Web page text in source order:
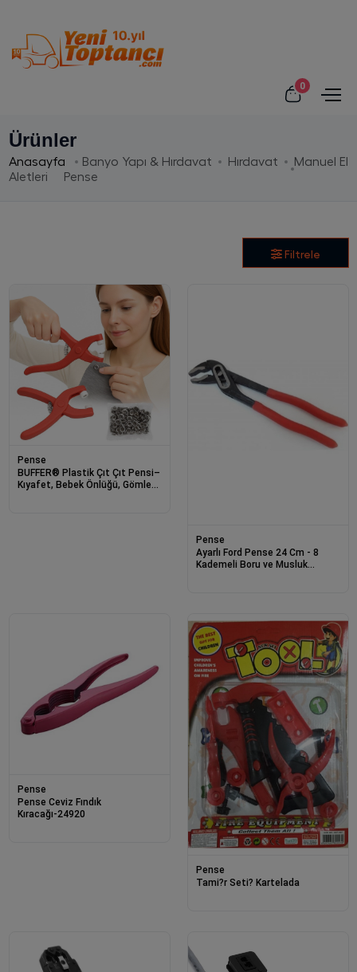
0
Ürünler
Anasayfa Banyo Yapı & Hırdavat Hırdavat
Manuel El
Aletleri
Pense
Filtrele
Pense
BUFFER® Plastik Çıt Çıt Pensi–
Kıyafet, Bebek Önlüğü, Gömlek
Pense
Ayarlı Ford Pense 24 Cm - 8
Kademeli Boru ve Musluk
Pense
Pense Ceviz Fındık
Kıracağı-24920
Pense
Tami?r Seti? Kartelada